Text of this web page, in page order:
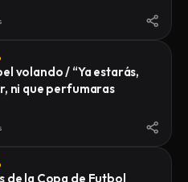
volando / “Ya estarás,
ni que perfumaras
de la Copa de Futbol